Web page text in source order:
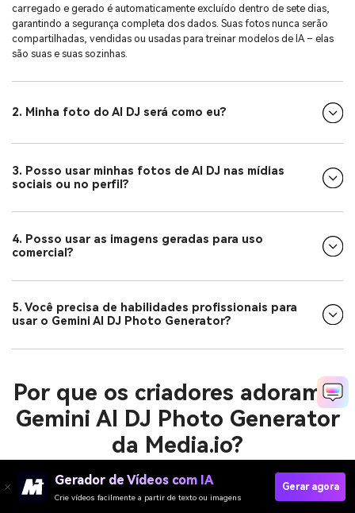
carregado e gerado é automaticamente excluído dentro de sete dias,
garantindo a segurança completa dos dados. Suas fotos nunca serão
compartilhadas, vendidas ou usadas para treinar modelos de IA – elas
são suas e suas sozinhas.
2. Minha foto do AI DJ será como eu?
3. Posso usar minhas fotos de AI DJ nas mídias
sociais ou no perfil?
4. Posso usar as imagens geradas para uso
comercial?
5. Você precisa de habilidades profissionais para
usar o Gemini AI DJ Photo Generator?
Por que os criadores adoram o
Gemini AI DJ Photo Generator
da Media.io?
Gerador de Vídeos com IA
Crie vídeos facilmente a partir de texto ou imagens
Gerar agora